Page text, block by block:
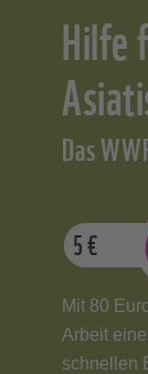
Hilfe
Das
5€
Mit 80
Arbeit
schnellen